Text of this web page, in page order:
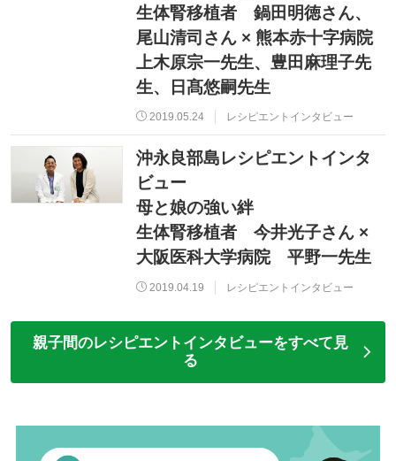
生体腎移植者 鍋田明徳さん、
尾山清司さん × 熊本赤十字病院
上木原宗一先生、豊田麻理子先
生、日髙悠嗣先生
2019.05.24 レシピエントインタビュー
沖永良部島レシピエントインタ
ビュー
母と娘の強い絆
生体腎移植者 今井光子さん ×
大阪医科大学病院 平野一先生
2019.04.19 レシピエントインタビュー
親子間のレシピエントインタビューをすべて見
る